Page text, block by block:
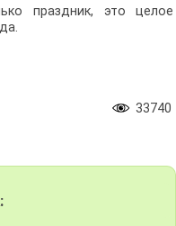
праздник, это целое
33740